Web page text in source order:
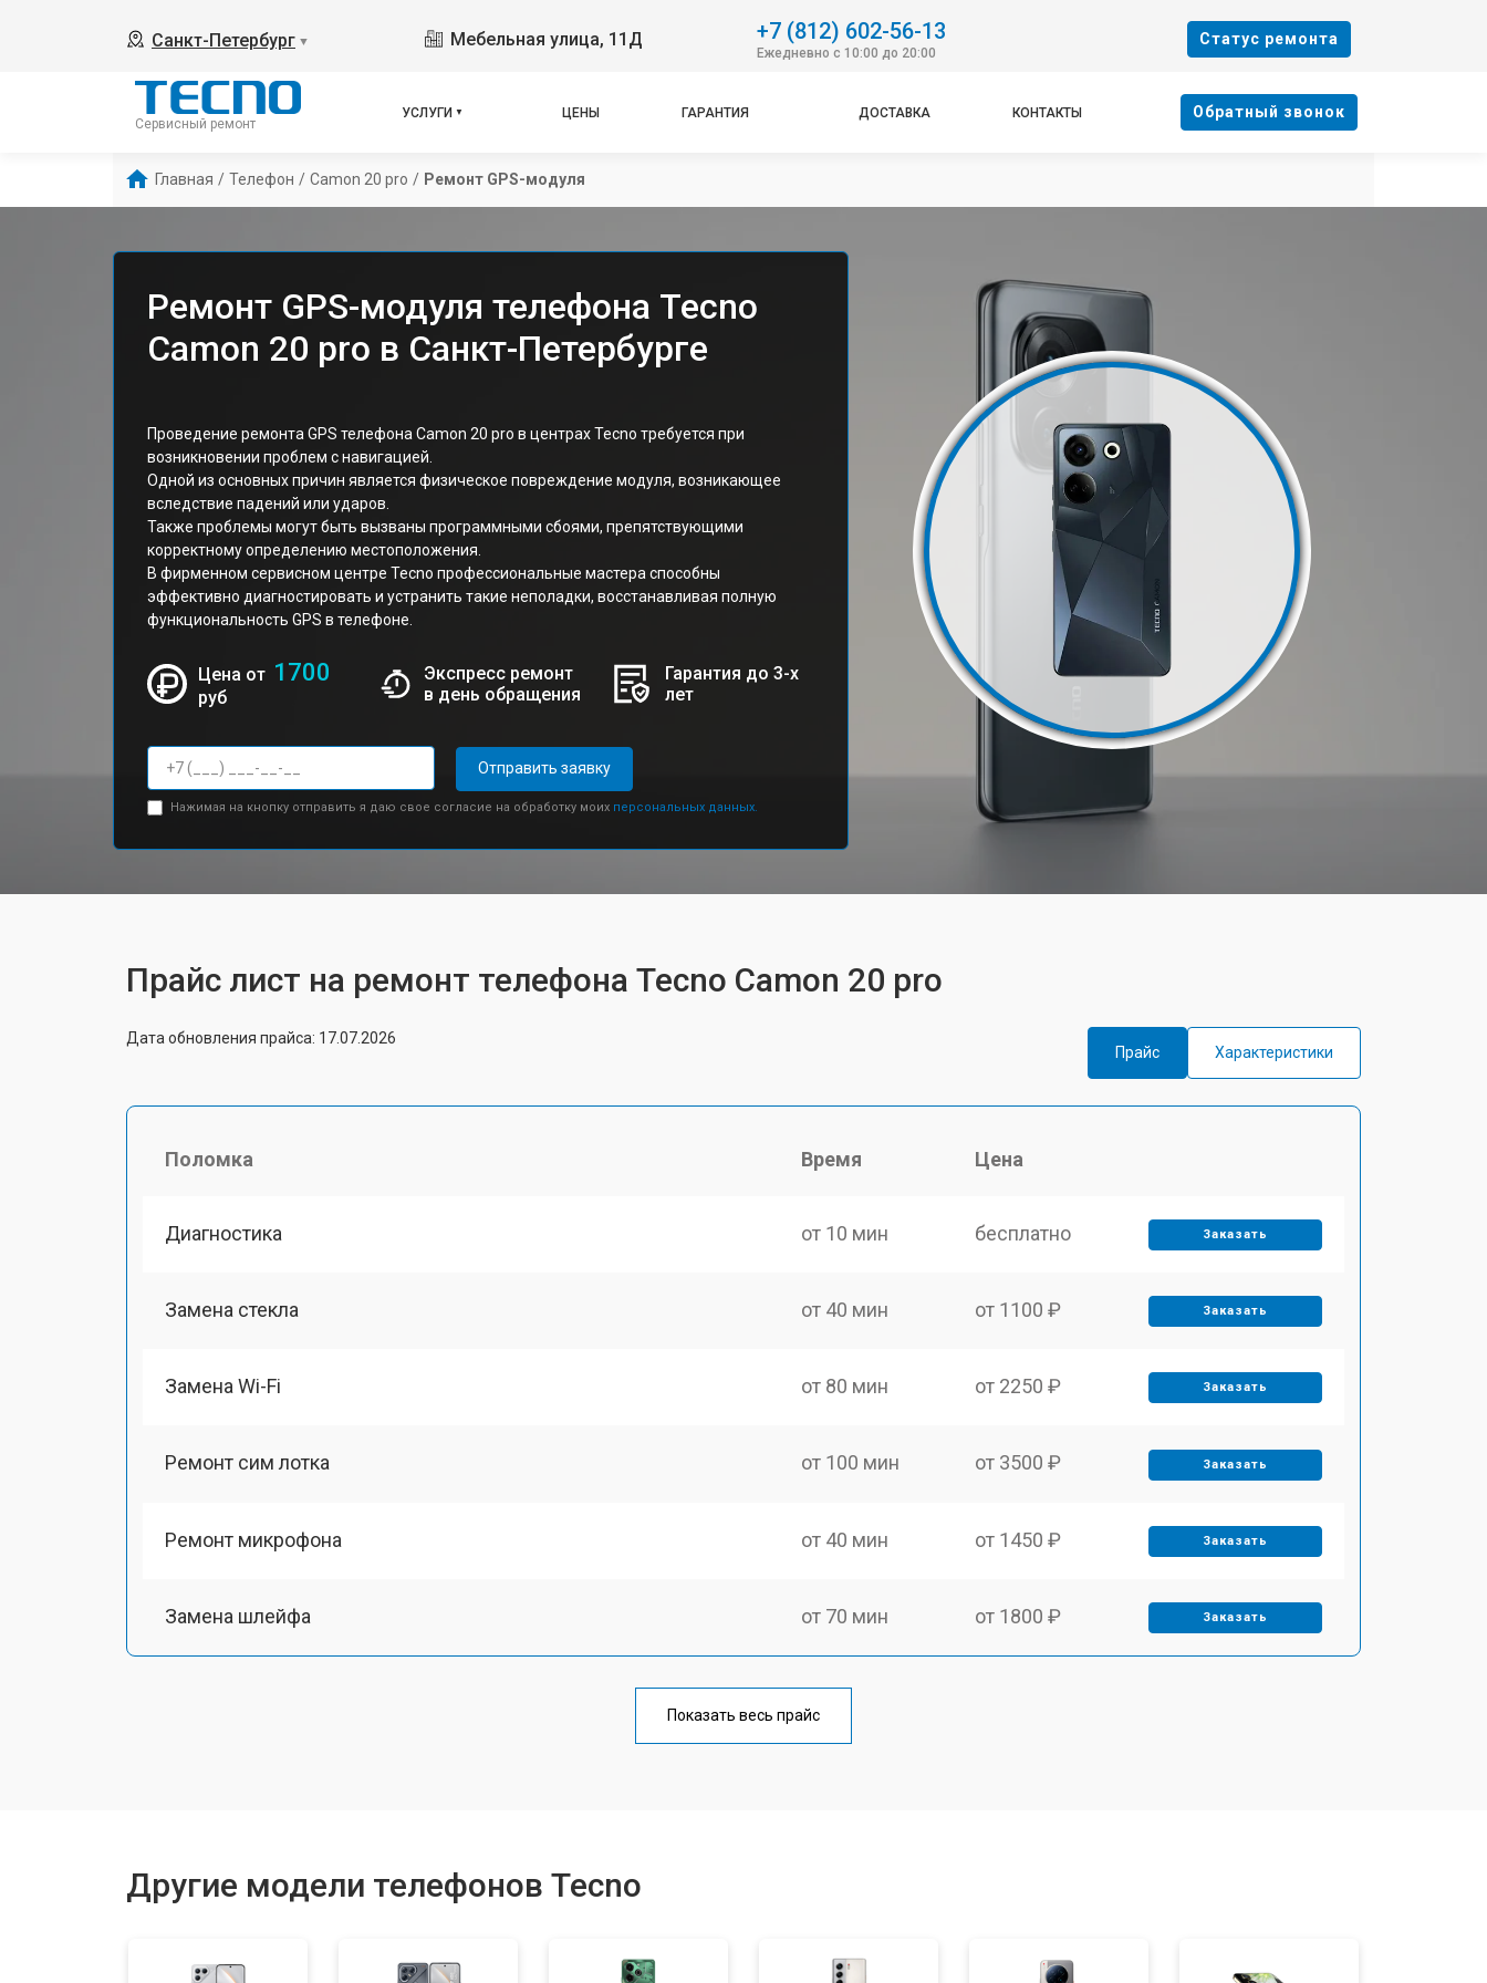
Санкт-Петербург ▼ Мебельная улица, 11Д +7 (812) 602-56-13
Ежедневно с 10:00 до 20:00
Cтатус ремонта
Сервисный ремонт
УСЛУГИ ЦЕНЫ ГАРАНТИЯ ДОСТАВКА КОНТАКТЫ Oбратный звонок
Главная / Телефон / Camon 20 pro / Ремонт GPS-модуля
Ремонт GPS-модуля телефона Tecno
Camon 20 pro в Санкт-Петербурге
Проведение ремонта GPS телефона Camon 20 pro в центрах Tecno требуется при
возникновении проблем с навигацией.
Одной из основных причин является физическое повреждение модуля, возникающее
вследствие падений или ударов.
Также проблемы могут быть вызваны программными сбоями, препятствующими
корректному определению местоположения.
В фирменном сервисном центре Tecno профессиональные мастера способны
эффективно диагностировать и устранить такие неполадки, восстанавливая полную
функциональность GPS в телефоне.
Цена от 1700
руб
Экспресс ремонт
в день обращения
Гарантия до 3-х
лет
Отправить заявку
Нажимая на кнопку отправить я даю свое согласие на обработку моих персональных данных.
Прайс лист на ремонт телефона Tecno Camon 20 pro
Дата обновления прайса: 17.07.2026
Прайс
Характеристики
Поломка Время Цена
Диагностика от 10 мин бесплатно Заказать
Замена стекла от 40 мин от 1100 ₽ Заказать
Замена Wi-Fi от 80 мин от 2250 ₽ Заказать
Ремонт сим лотка от 100 мин от 3500 ₽ Заказать
Ремонт микрофона от 40 мин от 1450 ₽ Заказать
Замена шлейфа от 70 мин от 1800 ₽ Заказать
от 50 мин
Показать весь прайс
Другие модели телефонов Tecno